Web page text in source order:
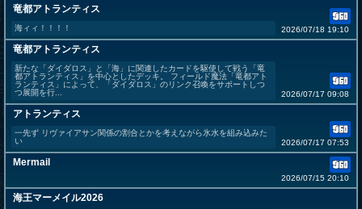
竜都アトランティス
海ィィ！！！！ 2026/07/18 19:10
竜都アトランティス
新たな「ダイダロス」と「海」に関連したカードを駆使して戦う「竜
都アトランティス」を中心としたデッキ。 フィールド魔法「竜都アト
ランティス」によって、「ダイダロス」のリンク召喚をサポートしつ
つ展開を行...
2026/07/17 09:08
アトランティス
一先ず リヴァイアサン関係の割合とかを考えながら氷水を組み込みた
い
2026/07/17 07:53
Mermail
2026/07/15 20:10
海王マーメイル2026